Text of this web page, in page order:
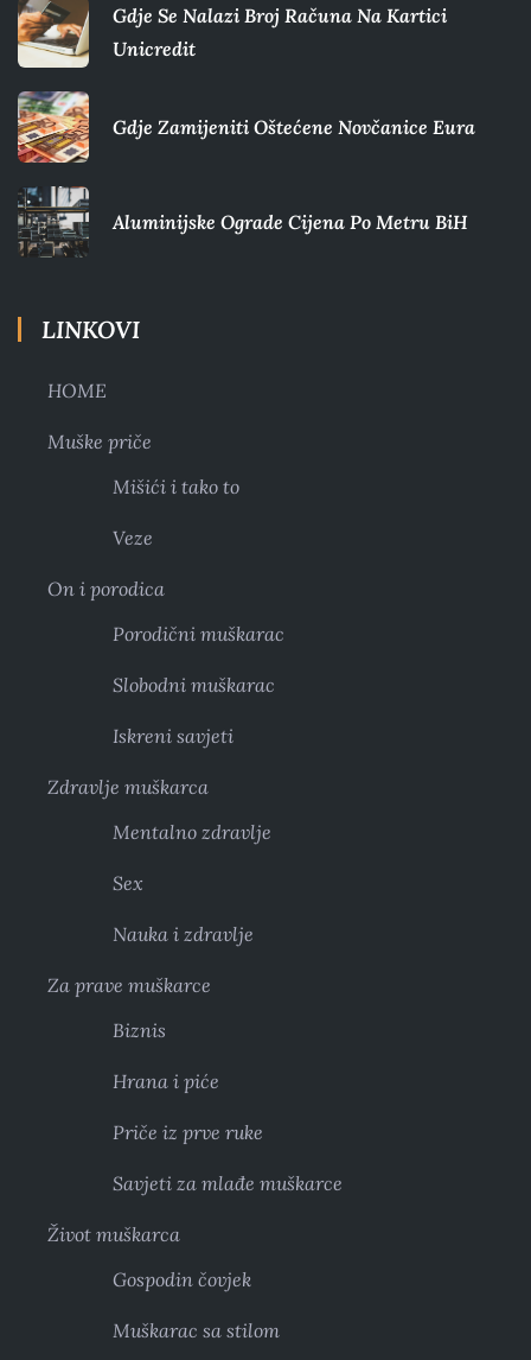
Gdje Se Nalazi Broj Računa Na Kartici
Unicredit
Gdje Zamijeniti Oštećene Novčanice Eura​
Aluminijske Ograde Cijena Po Metru BiH
LINKOVI
HOME
Muške priče
Mišići i tako to
Veze
On i porodica
Porodični muškarac
Slobodni muškarac
Iskreni savjeti
Zdravlje muškarca
Mentalno zdravlje
Sex
Nauka i zdravlje
Za prave muškarce
Biznis
Hrana i piće
Priče iz prve ruke
Savjeti za mlađe muškarce
Život muškarca
Gospodin čovjek
Muškarac sa stilom